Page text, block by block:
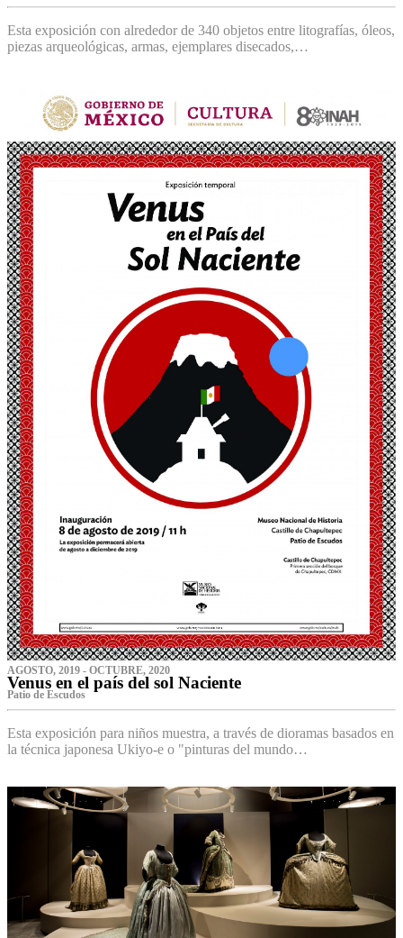
Esta exposición con alrededor de 340 objetos entre litografías, óleos,
piezas arqueológicas, armas, ejemplares disecados,…
AGOSTO, 2019 - OCTUBRE, 2020
Venus en el país del sol Naciente
P‌atio de Escudos
Esta exposición para niños muestra, a través de dioramas basados en
la técnica japonesa Ukiyo-e o "pinturas del mundo…